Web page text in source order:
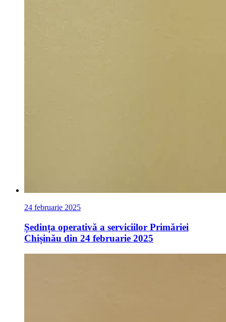
24 februarie 2025
Ședința operativă a serviciilor Primăriei
Chișinău din 24 februarie 2025